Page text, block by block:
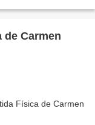
de Carmen